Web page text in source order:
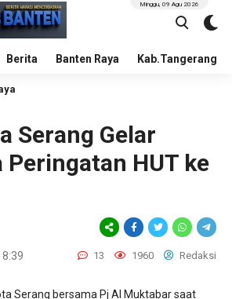
Berita Banten Raya Kab.Tangerang
Minggu, 09 Agu 2026
Serang Gelar
Peringatan HUT ke
13 1960 Redaksi